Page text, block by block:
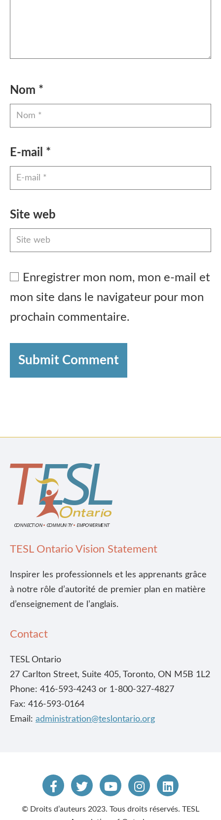
Nom *
E-mail *
Site web
Enregistrer mon nom, mon e-mail et
mon site dans le navigateur pour mon
prochain commentaire.
Submit Comment
TESL Ontario Vision Statement
Inspirer les professionnels et les apprenants grâce
à notre rôle d’autorité de premier plan en matière
d’enseignement de l’anglais.
Contact
TESL Ontario
27 Carlton Street, Suite 405, Toronto, ON M5B 1L2
Phone: 416-593-4243 or 1-800-327-4827
Fax: 416-593-0164
Email: administration@teslontario.org
© Droits d’auteurs 2023. Tous droits réservés. TESL